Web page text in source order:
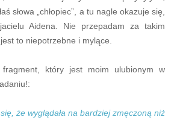
słowa „chłopiec”, a tu nagle okazuje się,
Aidena. Nie przepadam za takim
to niepotrzebne i mylące.
który jest moim ulubionym w
że wyglądała na bardziej zmęczoną niż